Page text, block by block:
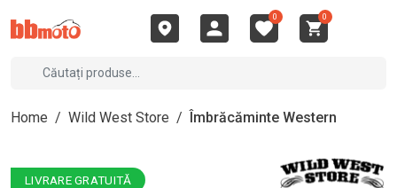
0 0
Home / Wild West Store / Îmbrăcăminte Western
LIVRARE GRATUITĂ